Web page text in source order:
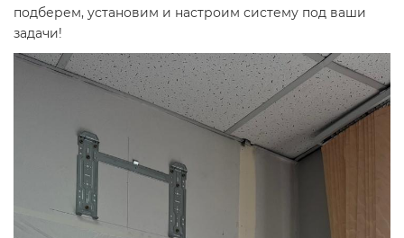
подберем, установим и настроим систему под ваши
задачи!